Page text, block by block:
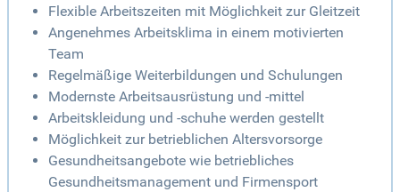
Flexible Arbeitszeiten mit Möglichkeit zur Gleitzeit
Angenehmes Arbeitsklima in einem motivierten
Team
Regelmäßige Weiterbildungen und Schulungen
Modernste Arbeitsausrüstung und -mittel
Arbeitskleidung und -schuhe werden gestellt
Möglichkeit zur betrieblichen Altersvorsorge
Gesundheitsangebote wie betriebliches
Gesundheitsmanagement und Firmensport